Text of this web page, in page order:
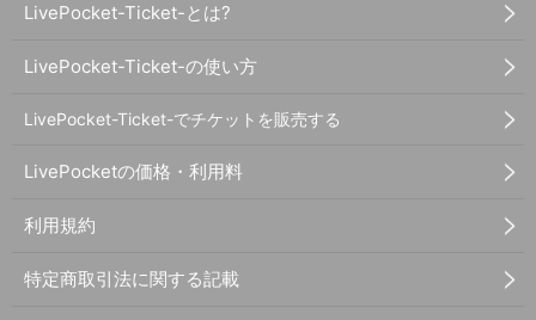
LivePocket-Ticket-とは?
LivePocket-Ticket-の使い方
LivePocket-Ticket-でチケットを販売する
LivePocketの価格・利用料
利用規約
特定商取引法に関する記載